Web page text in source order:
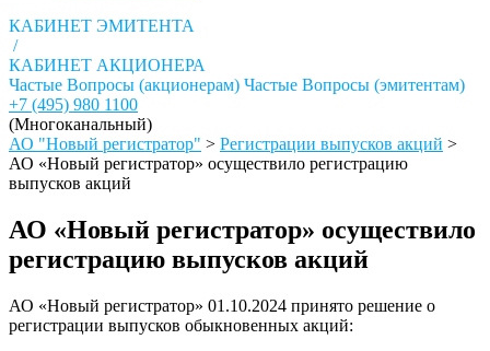
КАБИНЕТ ЭМИТЕНТА
/
КАБИНЕТ АКЦИОНЕРА
Частые Вопросы (акционерам) Частые Вопросы (эмитентам)
+7 (495) 980 1100
(Многоканальный)
АО "Новый регистратор" > Регистрации выпусков акций >
АО «Новый регистратор» осуществило регистрацию
выпусков акций
АО «Новый регистратор» осуществило
регистрацию выпусков акций
АО «Новый регистратор» 01.10.2024 принято решение о
регистрации выпусков обыкновенных акций: